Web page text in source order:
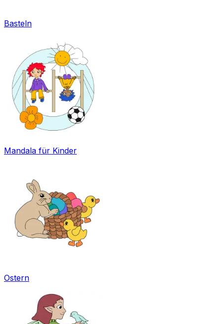
Basteln
Mandala für Kinder
Ostern